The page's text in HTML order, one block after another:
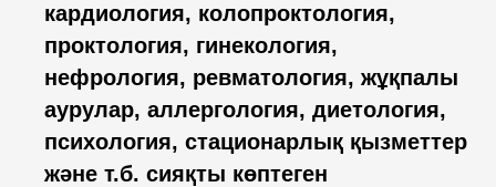
кардиология, колопроктология,
проктология, гинекология,
нефрология, ревматология, жұқпалы
аурулар, аллергология, диетология,
психология, стационарлық қызметтер
және т.б. сияқты көптеген